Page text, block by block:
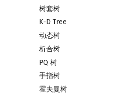
区间最值操作 & 区间历史最值
Kinetic Tournament Tree
Splay 树
WBLT
替罪羊树
笛卡尔树
Size Balanced Tree
AVL 树
红黑树
可持久化数据结构简介
可持久化线段树
可持久化块状数组
可持久化平衡树
可持久化字典树
可持久化可并堆
树套树
线段树套线段树
平衡树套线段树
线段树套平衡树
树状数组套权值线段树
分块套树状数组
K-D Tree
动态树
Link Cut Tree
全局平衡二叉树
Euler Tour Tree
Top Tree
析合树
PQ 树
手指树
霍夫曼树